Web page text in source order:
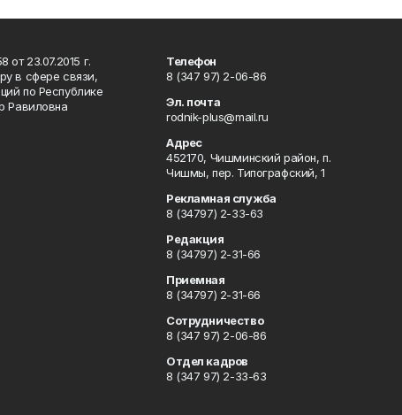
23.07.2015 г.
в сфере связи,
по Республике
Равиловна
Телефон
8 (347 97) 2-06-86
Эл. почта
rodnik-plus@mail.ru
Адрес
452170, Чишминский район, п.
Чишмы, пер. Типографский, 1
Рекламная служба
8 (34797) 2-33-63
Редакция
8 (34797) 2-31-66
Приемная
8 (34797) 2-31-66
Сотрудничество
8 (347 97) 2-06-86
Отдел кадров
8 (347 97) 2-33-63